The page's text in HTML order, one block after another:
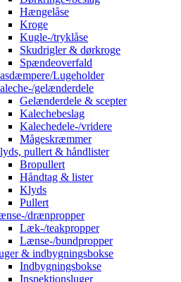
Hængelåse
Kroge
Kugle-/tryklåse
Skudrigler & dørkroge
Spændeoverfald
Lugeholder
gelænderdele
Gelænderdele & scepter
Kalechebeslag
Kalechedele-/vridere
Mågeskræmmer
pullert & håndlister
Bropullert
Håndtag & lister
Klyds
Pullert
drænpropper
Læk-/teakpropper
Lænse-/bundpropper
& indbygningsbokse
Indbygningsbokse
Inspektionsluger